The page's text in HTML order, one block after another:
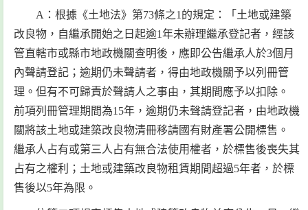
A：根據《土地法》第73條之1的規定：「土地或建築
改良物，自繼承開始之日起逾1年未辦理繼承登記者，經該
管直轄市或縣市地政機關查明後，應即公告繼承人於3個月
內聲請登記；逾期仍未聲請者，得由地政機關予以列冊管
理。但有不可歸責於聲請人之事由，其期間應予以扣除。
前項列冊管理期間為15年，逾期仍未聲請登記者，由地政機
關將該土地或建築改良物清冊移請國有財產署公開標售。
繼承人占有或第三人占有無合法使用權者，於標售後喪失其
占有之權利；土地或建築改良物租賃期間超過5年者，於標
售後以5年為限。